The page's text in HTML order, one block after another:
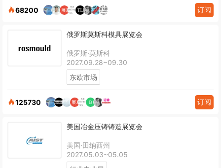
68200 订阅
俄罗斯莫斯科模具展览会
俄罗斯·莫斯科
2027.09.28~09.30
东欧市场
125730 订阅
美国冶金压铸铸造展览会
美国·田纳西州
2027.05.03~05.05